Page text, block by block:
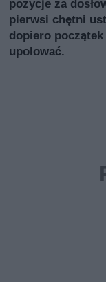
pozycje za
pierwsi chętni
dopiero
upolować.